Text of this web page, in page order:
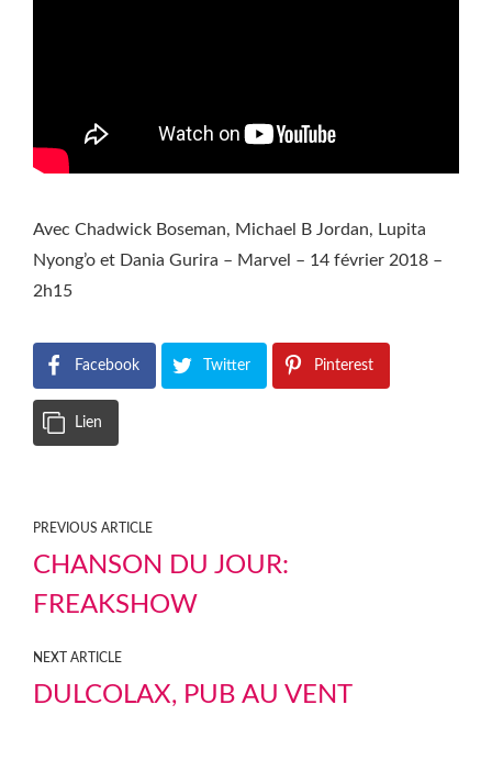
Avec Chadwick Boseman, Michael B Jordan, Lupita
Nyong’o et Dania Gurira – Marvel – 14 février 2018 –
2h15
Facebook Twitter Pinterest
Lien
PREVIOUS ARTICLE
CHANSON DU JOUR:
FREAKSHOW
NEXT ARTICLE
DULCOLAX, PUB AU VENT